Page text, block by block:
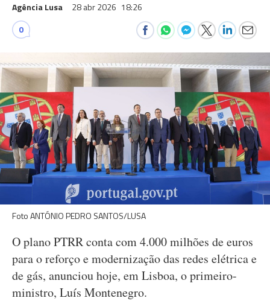
Agência Lusa 28 abr 2026 18:26
0
Foto ANTÓNIO PEDRO SANTOS/LUSA
O plano PTRR conta com 4.000 milhões de euros
para o reforço e modernização das redes elétrica e
de gás, anunciou hoje, em Lisboa, o primeiro-
ministro, Luís Montenegro.